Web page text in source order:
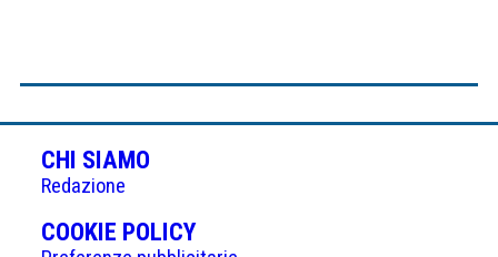
CHI SIAMO
Redazione
COOKIE POLICY(APRE